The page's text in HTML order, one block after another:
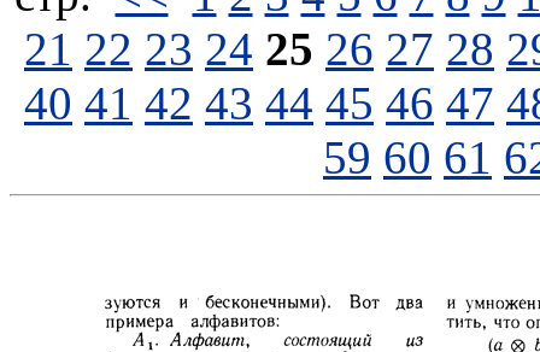
21 22 23 24 25 26 27 28
40 41 42 43 44 45 46 47
59 60 61